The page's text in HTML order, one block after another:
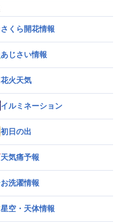
さくら開花情報
あじさい情報
花火天気
イルミネーション
初日の出
天気痛予報
お洗濯情報
星空・天体情報